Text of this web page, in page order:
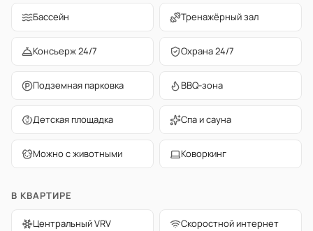
Бассейн Тренажёрный зал
Консьерж 24/7 Охрана 24/7
Подземная парковка BBQ-зона
Детская площадка Спа и сауна
Можно с животными Коворкинг
В КВАРТИРЕ
Центральный VRV Скоростной интернет